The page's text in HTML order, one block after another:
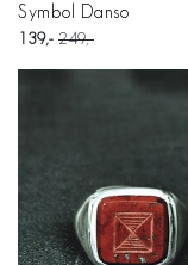
Symbol Danso
139 249